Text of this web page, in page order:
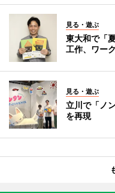
見る・遊ぶ
東大和で「
工作、ワー
見る・遊ぶ
立川で「ノ
を再現